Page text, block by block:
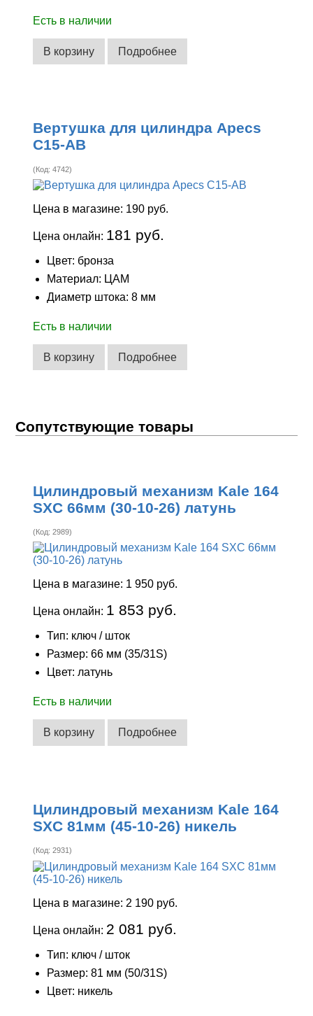
Есть в наличии
В корзину Подробнее
Вертушка для цилиндра Apecs
C15-AB
(Код:4742)
Цена в магазине: 190 руб.
Цена онлайн: 181 руб.
Цвет: бронза
Материал: ЦАМ
Диаметр штока: 8 мм
Есть в наличии
В корзину Подробнее
Сопутствующие товары
Цилиндровый механизм Kale 164
SXC 66мм (30-10-26) латунь
(Код:2989)
Цена в магазине: 1 950 руб.
Цена онлайн: 1 853 руб.
Тип: ключ / шток
Размер: 66 мм (35/31S)
Цвет: латунь
Есть в наличии
В корзину Подробнее
Цилиндровый механизм Kale 164
SXC 81мм (45-10-26) никель
(Код:2931)
Цена в магазине: 2 190 руб.
Цена онлайн: 2 081 руб.
Тип: ключ / шток
Размер: 81 мм (50/31S)
Цвет: никель